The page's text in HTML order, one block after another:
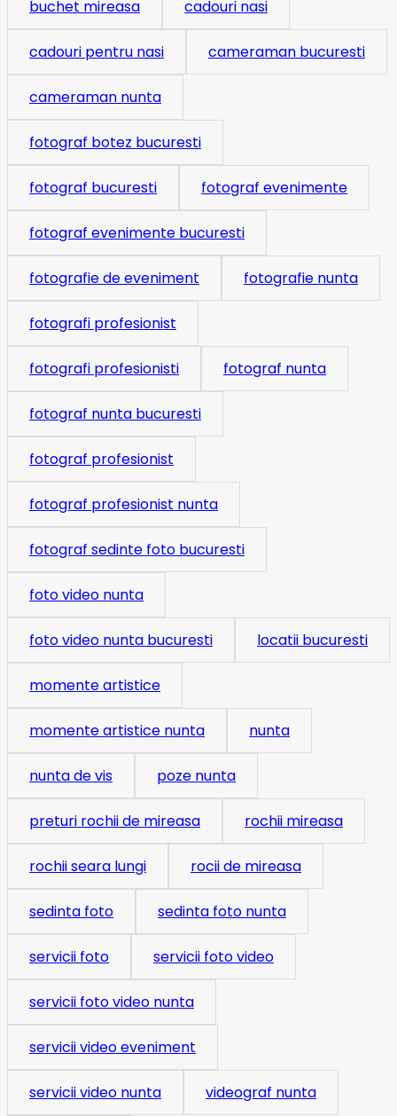
buchet mireasa cadouri nasi
cadouri pentru nasi cameraman bucuresti
cameraman nunta
fotograf botez bucuresti
fotograf bucuresti fotograf evenimente
fotograf evenimente bucuresti
fotografie de eveniment fotografie nunta
fotografi profesionist
fotografi profesionisti fotograf nunta
fotograf nunta bucuresti
fotograf profesionist
fotograf profesionist nunta
fotograf sedinte foto bucuresti
foto video nunta
foto video nunta bucuresti locatii bucuresti
momente artistice
momente artistice nunta nunta
nunta de vis poze nunta
preturi rochii de mireasa rochii mireasa
rochii seara lungi rocii de mireasa
sedinta foto sedinta foto nunta
servicii foto servicii foto video
servicii foto video nunta
servicii video eveniment
servicii video nunta videograf nunta